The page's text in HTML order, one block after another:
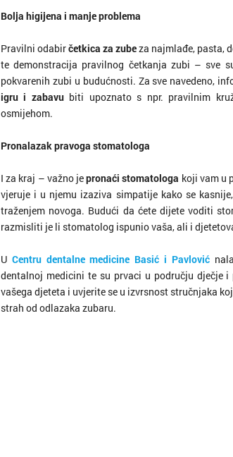
Bolja higijena i manje problema
Pravilni odabirčetkica za zubeza najmlađe, pasta,
te demonstracija pravilnog četkanja zubi – sve
pokvarenih zubi u budućnosti. Za sve navedeno,
igru i zabavubiti upoznato s npr. pravilnim
osmijehom.
Pronalazak pravoga stomatologa
I za kraj – važno jepronaći stomatologa koji vam u
vjeruje i u njemu izaziva simpatije kako se
traženjem novoga. Budući da ćete dijete voditi
razmisliti je li stomatolog ispunio vaša, ali i
U Centru dentalne medicine Basić i Pavlović
dentalnoj medicini te su prvaci u području dječje
vašega djeteta i uvjerite se u izvrsnost stručnjaka
strah od odlazaka zubaru.